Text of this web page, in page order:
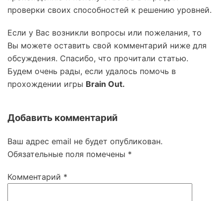
проверки своих способностей к решению уровней.
Если у Вас возникли вопросы или пожелания, то
Вы можете оставить свой комментарий ниже для
обсуждения. Спасибо, что прочитали статью.
Будем очень рады, если удалось помочь в
прохождении игры Brain Out.
Добавить комментарий
Ваш адрес email не будет опубликован.
Обязательные поля помечены *
Комментарий *